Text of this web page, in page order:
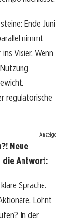
Ende Juni
nimmt
Visier. Wenn
regulatorische
Anzeige
Neue
die Antwort:
Sprache:
Lohnt
In der